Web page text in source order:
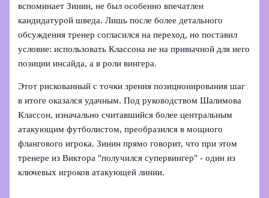
вспоминает Зинин, не был особенно впечатлен
кандидатурой шведа. Лишь после более детального
обсуждения тренер согласился на переход, но поставил
условие: использовать Классона не на привычной для него
позиции инсайда, а в роли вингера.
Этот рискованный с точки зрения позиционирования шаг
в итоге оказался удачным. Под руководством Шалимова
Классон, изначально считавшийся более центральным
атакующим футболистом, преобразился в мощного
флангового игрока. Зинин прямо говорит, что при этом
тренере из Виктора "получился супервингер" - один из
ключевых игроков атакующей линии.